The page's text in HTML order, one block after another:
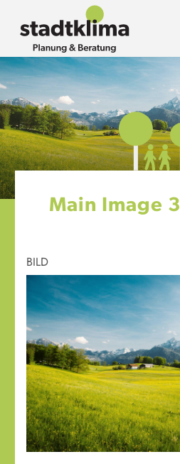
Direkt
zum
Inhalt
Bild
Main Image 3
BILD